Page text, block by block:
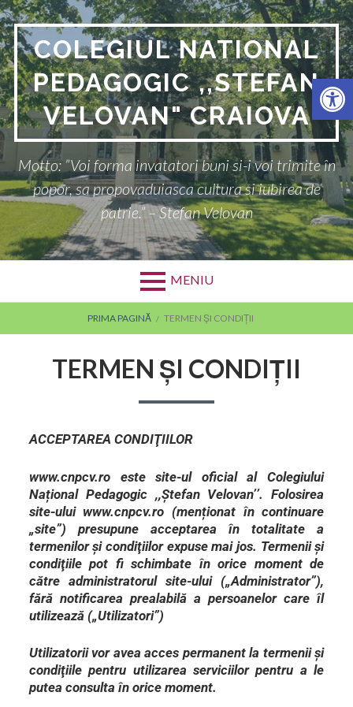
Deschide bara de unelte
COLEGIUL NATIONAL
PEDAGOGIC ,,STEFAN
VELOVAN" CRAIOVA
Motto: ”Voi forma invatatori buni si-i voi trimite în
popor, sa propovaduiasca cultura si iubirea de
patrie.” – Stefan Velovan
MENIU
PRIMA PAGINĂ TERMEN ȘI CONDIȚII
TERMEN ȘI CONDIȚII
ACCEPTAREA CONDIŢIILOR
www.cnpcv.ro este site-ul oficial al Colegiului
Național Pedagogic ,,Ștefan Velovan’’. Folosirea
site-ului www.cnpcv.ro (menționat în continuare
„site”) presupune acceptarea în totalitate a
termenilor şi condiţiilor expuse mai jos. Termenii şi
condiţiile pot fi schimbate în orice moment de
către administratorul site-ului („Administrator”),
fără notificarea prealabilă a persoanelor care îl
utilizează („Utilizatori”)
Utilizatorii vor avea acces permanent la termenii şi
condiţiile pentru utilizarea serviciilor pentru a le
putea consulta în orice moment.